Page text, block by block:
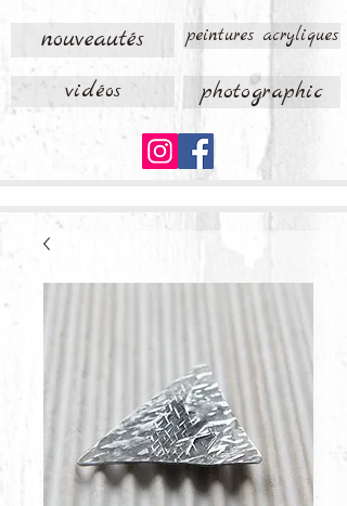
nouveautés peintures acryliques
vidéos photographic